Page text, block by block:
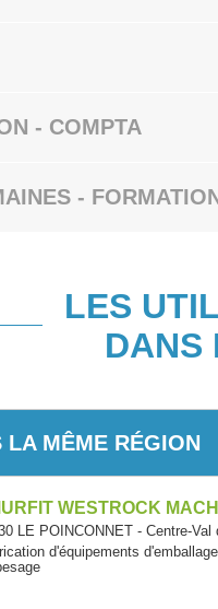
- COMPTA
-
LES
DANS
LA MÊME RÉGION
WESTROCK
LE POINCONNET - Centre-Val
d'équipements